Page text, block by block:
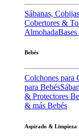
Sábanas,
Cobertores &
Almohada
Bebés
Colchones para
para Bebés
& Protectores
& más Bebés
Aspirado & Limpieza